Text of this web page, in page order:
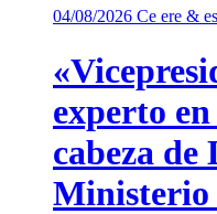
04/08/2026 Ce ere &
experto
cabeza de
Ministerio